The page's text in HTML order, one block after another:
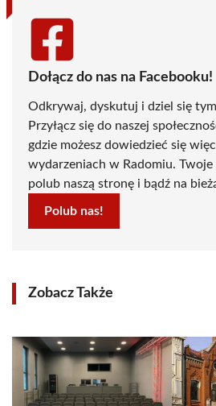
Dołącz do nas na Facebooku!
Odkrywaj, dyskutuj i dziel się
Przyłącz się do naszej
gdzie możesz dowiedzieć się
wydarzeniach w Radomiu. Twoje
polub naszą stronę i bądź na
Polub nas!
Zobacz Także